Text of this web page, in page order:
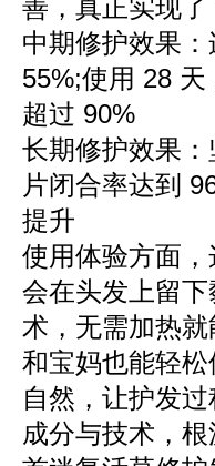
善，真正实现
中期修护效果
55%;使用 28
超过 90%
长期修护效果
片闭合率达到
提升
使用体验方面
会在头发上留
术，无需加热
和宝妈也能轻
自然，让护发过
成分与技术，